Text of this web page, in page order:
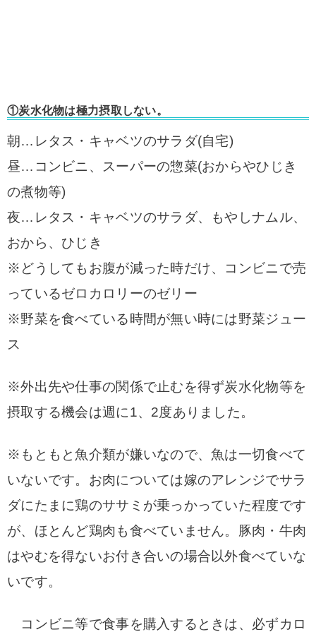
①炭水化物は極力摂取しない。
朝…レタス・キャベツのサラダ(自宅)
昼…コンビニ、スーパーの惣菜(おからやひじき
の煮物等)
夜…レタス・キャベツのサラダ、もやしナムル、
おから、ひじき
※どうしてもお腹が減った時だけ、コンビニで売
っているゼロカロリーのゼリー
※野菜を食べている時間が無い時には野菜ジュー
ス
※外出先や仕事の関係で止むを得ず炭水化物等を
摂取する機会は週に1、2度ありました。
※もともと魚介類が嫌いなので、魚は一切食べて
いないです。お肉については嫁のアレンジでサラ
ダにたまに鶏のササミが乗っかっていた程度です
が、ほとんど鶏肉も食べていません。豚肉・牛肉
はやむを得ないお付き合いの場合以外食べていな
いです。
コンビニ等で食事を購入するときは、必ずカロ